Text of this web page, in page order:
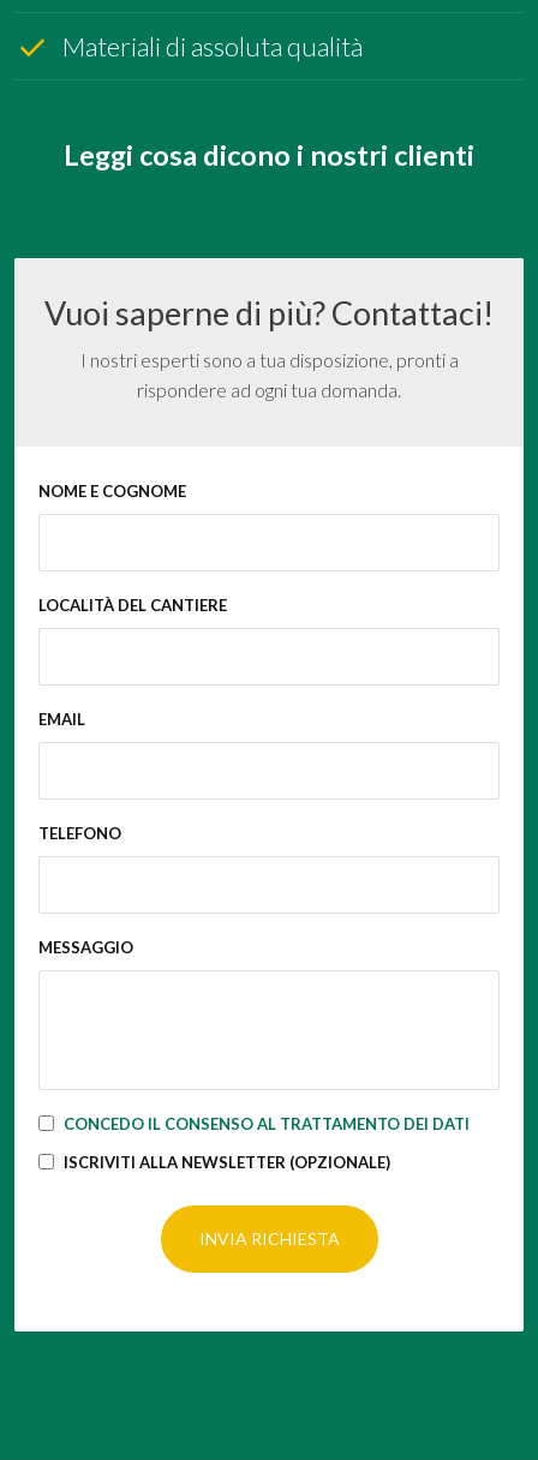
Vuoi saperne di più? Contattaci!
I nostri esperti sono a tua disposizione, pronti a
rispondere ad ogni tua domanda.
NOME E COGNOME
LOCALITÀ DEL CANTIERE
EMAIL
TELEFONO
MESSAGGIO
CONCEDO IL CONSENSO AL TRATTAMENTO DEI DATI
ISCRIVITI ALLA NEWSLETTER (OPZIONALE)
INVIA RICHIESTA
Materiali di assoluta qualità
Leggi cosa dicono i nostri clienti